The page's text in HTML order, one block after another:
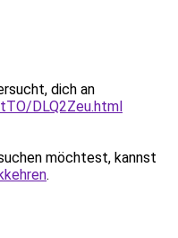
dich an
DLQ2Zeu.html
möchtest, kannst
.